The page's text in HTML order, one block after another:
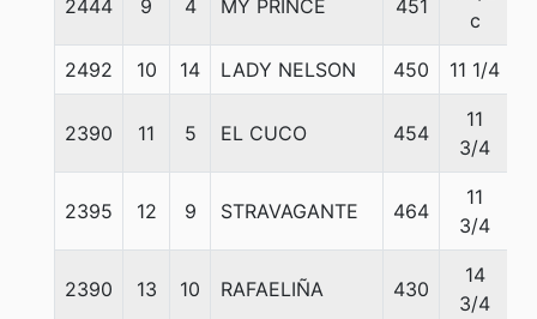
2444 9 4 MY PRINCE 451
c
2492 10 14 LADY NELSON 450 11 1/4
2390 11 5 EL CUCO 454
11
3/4
2395 12 9 STRAVAGANTE 464
11
3/4
2390 13 10 RAFAELIÑA 430
14
3/4